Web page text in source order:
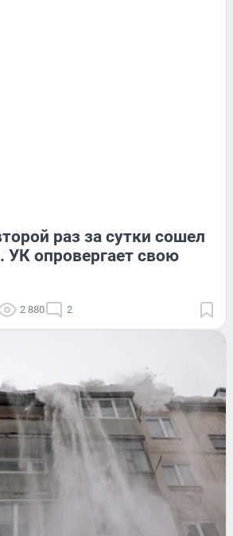
раз за сутки сошел
УК опровергает свою
2 880 2